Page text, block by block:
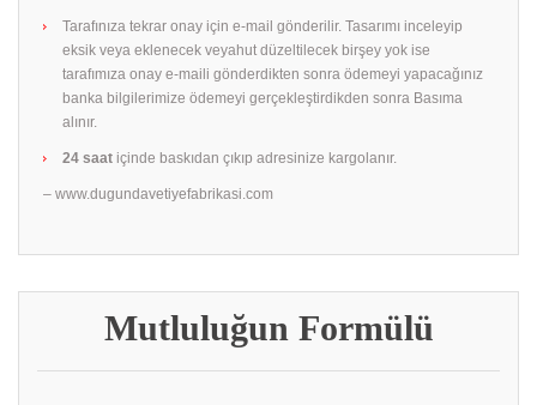
Tarafınıza tekrar onay için e-mail gönderilir. Tasarımı inceleyip
eksik veya eklenecek veyahut düzeltilecek birşey yok ise
tarafımıza onay e-maili gönderdikten sonra ödemeyi yapacağınız
banka bilgilerimize ödemeyi gerçekleştirdikden sonra Basıma
alınır.
24 saat içinde baskıdan çıkıp adresinize kargolanır.
– www.dugundavetiyefabrikasi.com
Mutluluğun Formülü